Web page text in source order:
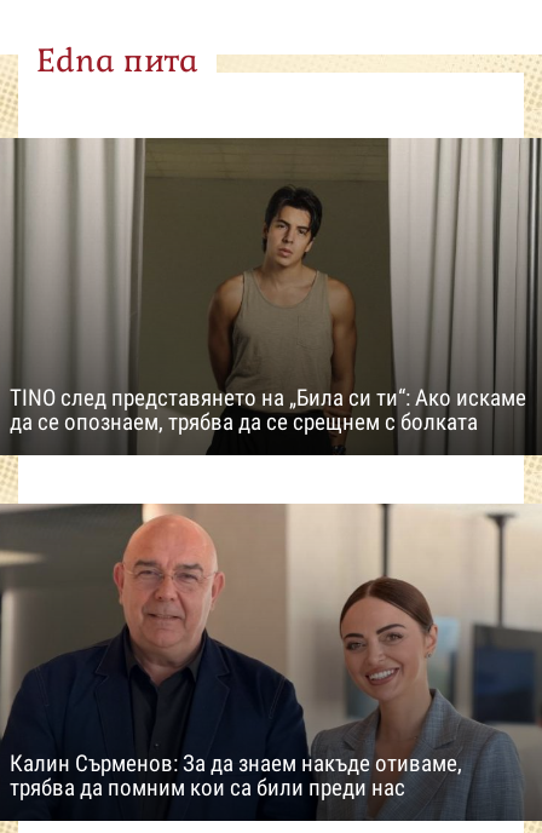
Edna пита
TINO след представянето на „Била си ти“: Ако искаме
да се опознаем, трябва да се срещнем с болката
Калин Сърменов: За да знаем накъде отиваме,
трябва да помним кои са били преди нас